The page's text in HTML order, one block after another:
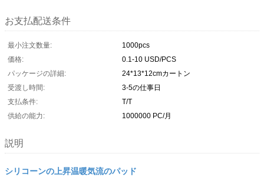
お支払配送条件
最小注文数量:
1000pcs
価格:
0.1-10 USD/PCS
パッケージの詳細:
24*13*12cmカートン
受渡し時間:
3-5の仕事日
支払条件:
T/T
供給の能力:
1000000 PC/月
説明
シリコーンの上昇温暖気流のパッド